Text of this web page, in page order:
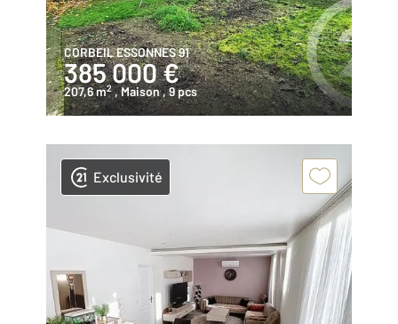
CORBEIL ESSONNES 91
385 000 €
207,6 m2 , Maison, 9 pcs
Exclusivité